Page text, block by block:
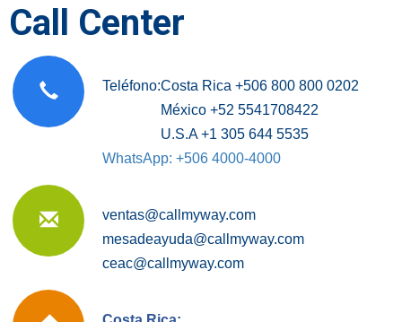
Call Center
Teléfono:Costa Rica +506 800 800 0202
México +52 5541708422
U.S.A +1 305 644 5535
WhatsApp: +506 4000-4000
ventas@callmyway.com
mesadeayuda@callmyway.com
ceac@callmyway.com